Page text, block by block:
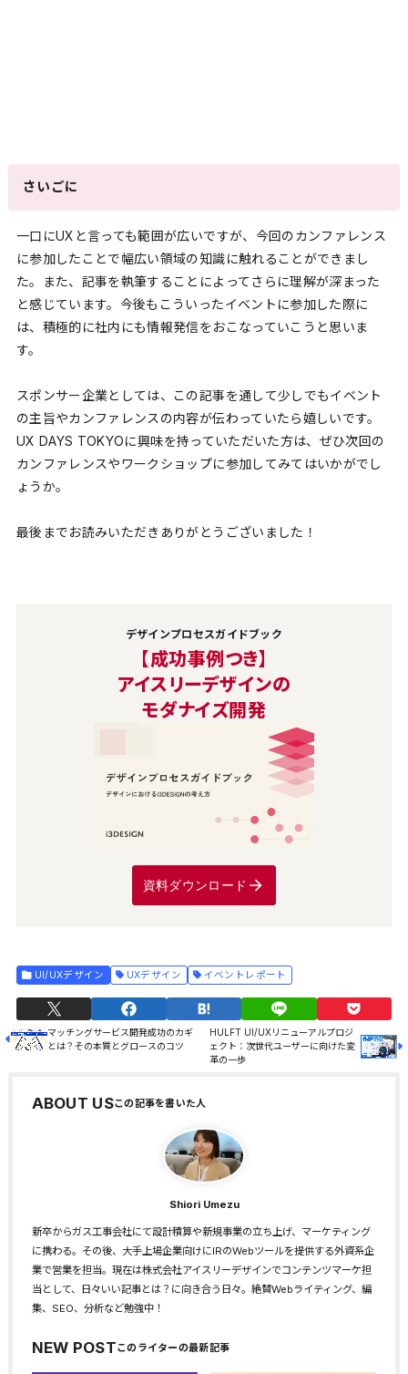
さいごに
一口にUXと言っても範囲が広いですが、今回のカンファレンス
に参加したことで幅広い領域の知識に触れることができまし
た。また、記事を執筆することによってさらに理解が深まった
と感じています。今後もこういったイベントに参加した際に
は、積極的に社内にも情報発信をおこなっていこうと思いま
す。
スポンサー企業としては、この記事を通して少しでもイベント
の主旨やカンファレンスの内容が伝わっていたら嬉しいです。
UX DAYS TOKYOに興味を持っていただいた方は、ぜひ次回の
カンファレンスやワークショップに参加してみてはいかがでし
ょうか。
最後までお読みいただきありがとうございました！
デザインプロセスガイドブック
【成功事例つき】
アイスリーデザインの
モダナイズ開発
資料ダウンロード
UI/UXデザイン UXデザイン イベントレポート
マッチングサービス開発成功のカギ
とは？その本質とグロースのコツ
HULFT UI/UXリニューアルプロジ
ェクト：次世代ユーザーに向けた変
革の一歩
ABOUT US
Shiori Umezu
新卒からガス工事会社にて設計積算や新規事業の立ち上げ、マーケティング
に携わる。その後、大手上場企業向けにIRのWebツールを提供する外資系企
業で営業を担当。現在は株式会社アイスリーデザインでコンテンツマーケ担
当として、日々いい記事とは？に向き合う日々。絶賛Webライティング、編
集、SEO、分析など勉強中！
NEW POST